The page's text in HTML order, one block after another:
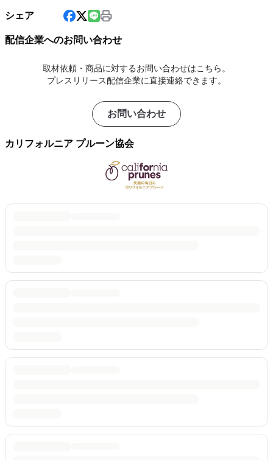
シェア
配信企業へのお問い合わせ
取材依頼・商品に対するお問い合わせはこちら。
プレスリリース配信企業に直接連絡できます。
お問い合わせ
カリフォルニア プルーン協会